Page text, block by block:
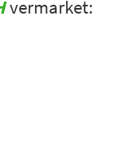
vermarket: